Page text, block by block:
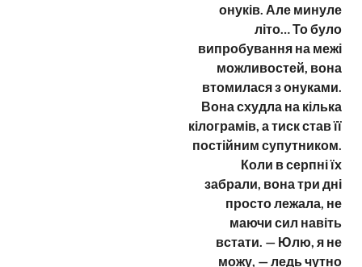
онуків. Але минуле
літо… То було
випробування на межі
можливостей, вона
втомилася з онуками.
Вона схудла на кілька
кілограмів, а тиск став її
постійним супутником.
Коли в серпні їх
забрали, вона три дні
просто лежала, не
маючи сил навіть
встати. — Юлю, я не
можу, — ледь чутно